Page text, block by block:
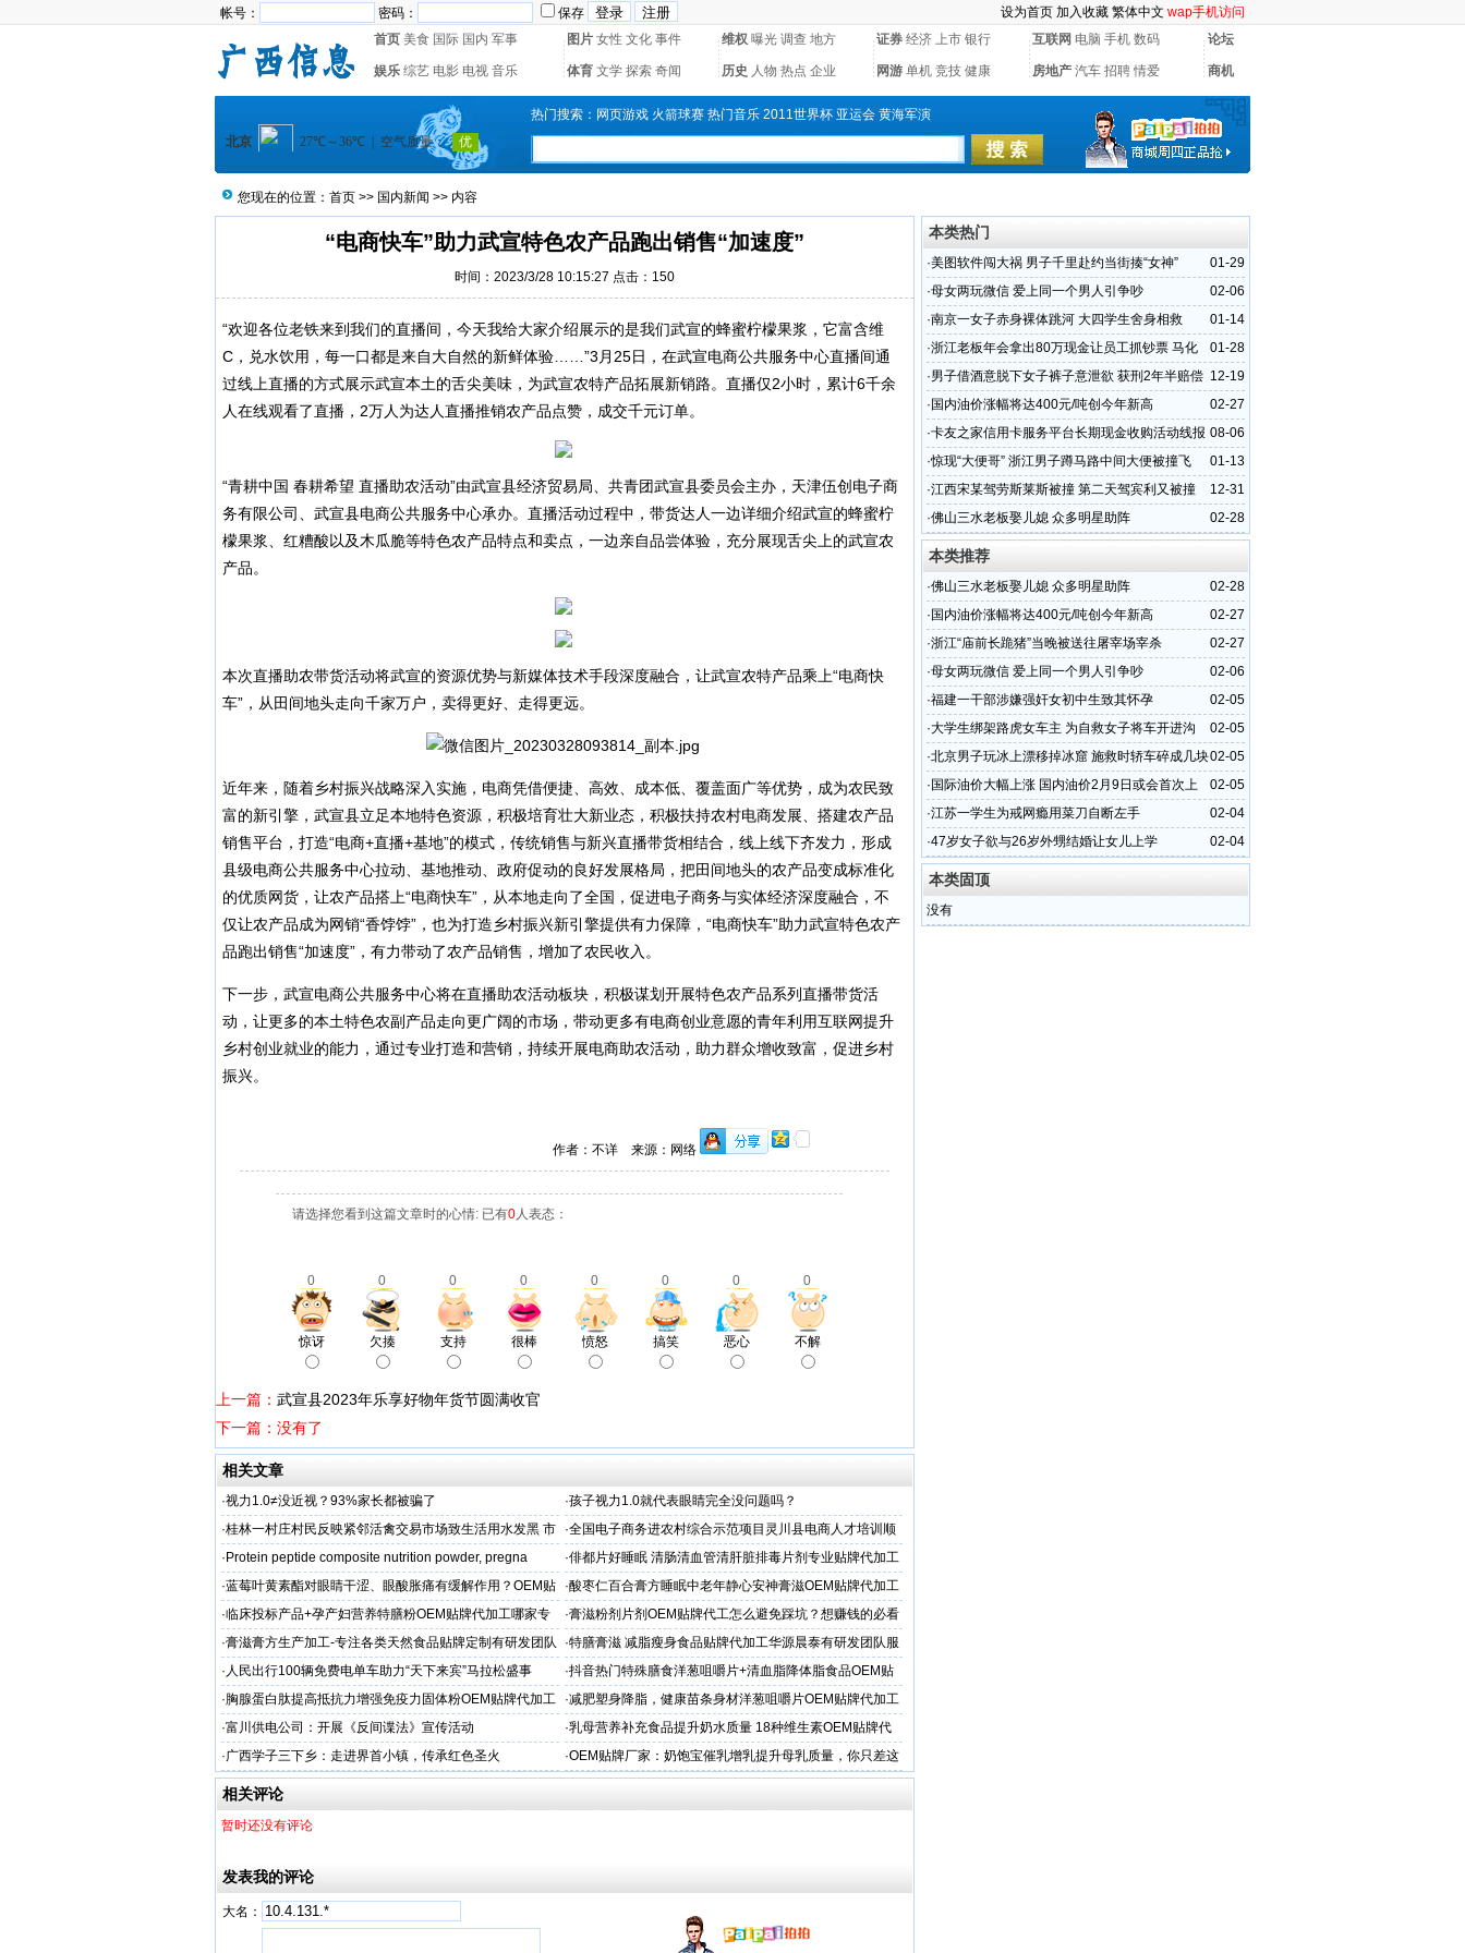
帐号： 密码： 保存 设为首页 加入收藏 繁体中文 wap手机访问
首页 美食 国际 国内 军事 图片 女性 文化 事件 维权 曝光 调查 地方 证券 经济 上市 银行 互联网 电脑 手机 数码 论坛
娱乐 综艺 电影 电视 音乐 体育 文学 探索 奇闻 历史 人物 热点 企业 网游 单机 竞技 健康 房地产 汽车 招聘 情爱 商机
热门搜索： 网页游戏 火箭球赛 热门音乐 2011世界杯 亚运会 黄海军演
您现在的位置： 首页 >> 国内新闻 >> 内容
“电商快车”助力武宣特色农产品跑出销售“加速度”
时间：2023/3/28 10:15:27 点击： 150
“欢迎各位老铁来到我们的直播间，今天我给大家介绍展示的是我们武宣的蜂蜜柠檬果浆，它富含维
C，兑水饮用，每一口都是来自大自然的新鲜体验……”3月25日，在武宣电商公共服务中心直播间通
过线上直播的方式展示武宣本土的舌尖美味，为武宣农特产品拓展新销路。直播仅2小时，累计6千余
人在线观看了直播，2万人为达人直播推销农产品点赞，成交千元订单。
“青耕中国 春耕希望 直播助农活动”由武宣县经济贸易局、共青团武宣县委员会主办，天津伍创电子商
务有限公司、武宣县电商公共服务中心承办。直播活动过程中，带货达人一边详细介绍武宣的蜂蜜柠
檬果浆、红糟酸以及木瓜脆等特色农产品特点和卖点，一边亲自品尝体验，充分展现舌尖上的武宣农
产品。
本次直播助农带货活动将武宣的资源优势与新媒体技术手段深度融合，让武宣农特产品乘上“电商快
车”，从田间地头走向千家万户，卖得更好、走得更远。
近年来，随着乡村振兴战略深入实施，电商凭借便捷、高效、成本低、覆盖面广等优势，成为农民致
富的新引擎，武宣县立足本地特色资源，积极培育壮大新业态，积极扶持农村电商发展、搭建农产品
销售平台，打造“电商+直播+基地”的模式，传统销售与新兴直播带货相结合，线上线下齐发力，形成
县级电商公共服务中心拉动、基地推动、政府促动的良好发展格局，把田间地头的农产品变成标准化
的优质网货，让农产品搭上“电商快车”，从本地走向了全国，促进电子商务与实体经济深度融合，不
仅让农产品成为网销“香饽饽”，也为打造乡村振兴新引擎提供有力保障，“电商快车”助力武宣特色农产
品跑出销售“加速度”，有力带动了农产品销售，增加了农民收入。
下一步，武宣电商公共服务中心将在直播助农活动板块，积极谋划开展特色农产品系列直播带货活
动，让更多的本土特色农副产品走向更广阔的市场，带动更多有电商创业意愿的青年利用互联网提升
乡村创业就业的能力，通过专业打造和营销，持续开展电商助农活动，助力群众增收致富，促进乡村
振兴。
作者：不详 来源：网络
请选择您看到这篇文章时的心情: 已有0人表态：
0 0 0 0 0 0 0 0
惊讶 欠揍 支持 很棒 愤怒 搞笑 恶心 不解
上一篇： 武宣县2023年乐享好物年货节圆满收官
下一篇：没有了
相关文章
·视力1.0≠没近视？93%家长都被骗了 ·孩子视力1.0就代表眼睛完全没问题吗？
·桂林一村庄村民反映紧邻活禽交易市场致生活用水发黑 市
场称属“造谣”，联合调查组介入调查
·全国电子商务进农村综合示范项目灵川县电商人才培训顺
利开班
· Protein peptide composite nutrition powder, pregna ·俳都片好睡眠 清肠清血管清肝脏排毒片剂专业贴牌代加工
·蓝莓叶黄素酯对眼睛干涩、眼酸胀痛有缓解作用？OEM贴
牌代工
·酸枣仁百合膏方睡眠中老年静心安神膏滋OEM贴牌代加工
厂
·临床投标产品+孕产妇营养特膳粉OEM贴牌代加工哪家专
业
·膏滋粉剂片剂OEM贴牌代工怎么避免踩坑？想赚钱的必看
·膏滋膏方生产加工-专注各类天然食品贴牌定制有研发团队
厂家
·特膳膏滋 减脂瘦身食品贴牌代加工华源晨泰有研发团队服
务商
· 人民出行100辆免费电单车助力“天下来宾”马拉松盛事 ·抖音热门特殊膳食洋葱咀嚼片+清血脂降体脂食品OEM贴
牌加工
· 胸腺蛋白肽提高抵抗力增强免疫力固体粉OEM贴牌代加工
服务商
·减肥塑身降脂，健康苗条身材洋葱咀嚼片OEM贴牌代加工
服务商
·富川供电公司：开展《反间谍法》宣传活动 ·乳母营养补充食品提升奶水质量 18种维生素OEM贴牌代
工
·广西学子三下乡：走进界首小镇，传承红色圣火 ·OEM贴牌厂家：奶饱宝催乳增乳提升母乳质量，你只差这
一步！
相关评论
暂时还没有评论
发表我的评论
大名：
本类热门
01-29
·美图软件闯大祸 男子千里赴约当街揍“女神”
02-06
·母女两玩微信 爱上同一个男人引争吵
01-14
·南京一女子赤身裸体跳河 大四学生舍身相救
01-28
·浙江老板年会拿出80万现金让员工抓钞票 马化
腾叫板每人派1亿
12-19
·男子借酒意脱下女子裤子意泄欲 获刑2年半赔偿
2.5万
02-27
· 国内油价涨幅将达400元/吨创今年新高
08-06
·卡友之家信用卡服务平台长期现金收购活动线报
活动
01-13
·惊现“大便哥” 浙江男子蹲马路中间大便被撞飞
12-31
·江西宋某驾劳斯莱斯被撞 第二天驾宾利又被撞
02-28
·佛山三水老板娶儿媳 众多明星助阵
本类推荐
02-28
·佛山三水老板娶儿媳 众多明星助阵
02-27
· 国内油价涨幅将达400元/吨创今年新高
02-27
·浙江“庙前长跪猪”当晚被送往屠宰场宰杀
02-06
·母女两玩微信 爱上同一个男人引争吵
02-05
·福建一干部涉嫌强奸女初中生致其怀孕
02-05
·大学生绑架路虎女车主 为自救女子将车开进沟
02-05
·北京男子玩冰上漂移掉冰窟 施救时轿车碎成几块
02-05
· 国际油价大幅上涨 国内油价2月9日或会首次上
调
02-04
·江苏一学生为戒网瘾用菜刀自断左手
02-04
·47岁女子欲与26岁外甥结婚让女儿上学
本类固顶
没有